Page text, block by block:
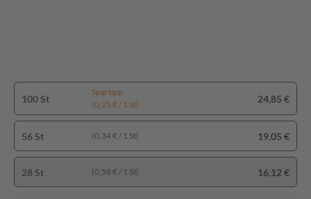
100 St
Spartipp
(0,25 € / 1 St)
24,85 €
56 St (0,34 € / 1 St) 19,05 €
28 St (0,58 € / 1 St) 16,12 €